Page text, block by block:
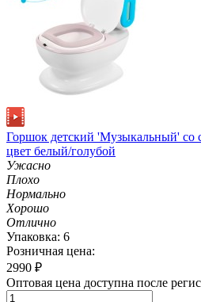
Горшок детский 'Музыкальный' со
цвет белый/голубой
Ужасно
Плохо
Нормально
Хорошо
Отлично
Упаковка: 6
Розничная цена:
2990 ₽
Оптовая цена доступна после